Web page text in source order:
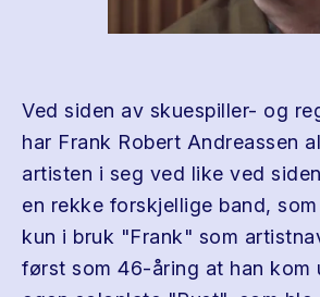
Ved siden av skuespiller- og
har Frank Robert Andreassen
artisten i seg ved like ved
en rekke forskjellige band,
kun i bruk "Frank" som
først som 46-åring at han kom